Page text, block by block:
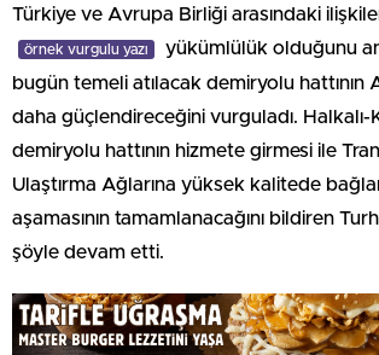
Türkiye ve Avrupa Birliği arasındaki
örnek vurgulu yazı
yükümlülük olduğunu
bugün temeli atılacak demiryolu hattının
daha güçlendireceğini vurguladı. Halkalı-
demiryolu hattının hizmete girmesi ile
Ulaştırma Ağlarına yüksek kalitede
aşamasının tamamlanacağını bildiren
şöyle devam etti.